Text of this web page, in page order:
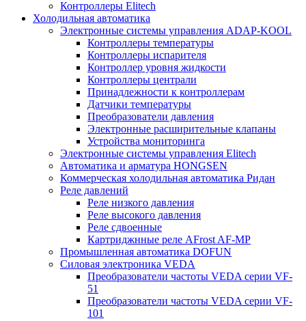
Контроллеры Elitech
Холодильная автоматика
Электронные системы управления ADAP-KOOL
Контроллеры температуры
Контроллеры испарителя
Контроллер уровня жидкости
Контроллеры централи
Принадлежности к контроллерам
Датчики температуры
Преобразователи давления
Электронные расширительные клапаны
Устройства мониторинга
Электронные системы управления Elitech
Автоматика и арматура HONGSEN
Коммерческая холодильная автоматика Ридан
Реле давлений
Реле низкого давления
Реле высокого давления
Реле сдвоенные
Картриджнные реле AFrost AF-MP
Промышленная автоматика DOFUN
Силовая электроника VEDA
Преобразователи частоты VEDA серии VF-
51
Преобразователи частоты VEDA серии VF-
101